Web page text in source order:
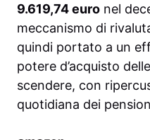
9.619,74 euro nel
meccanismo di
quindi portato a un
potere d’acquisto
scendere, con
quotidiana dei